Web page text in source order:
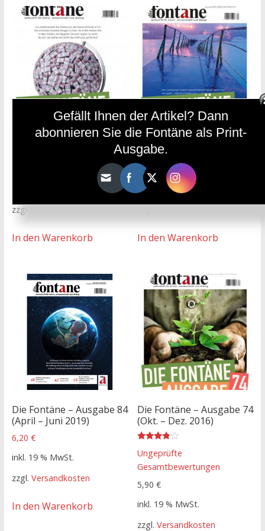
Die Fontäne – Ausgabe 78
zzgl.
In den Warenkorb
Die Fontäne – Ausgabe 79
(Jan. – März 2018)
6,20
inkl. 19 % MwSt.
In den Warenkorb
Die Fontäne – Ausgabe 84
(April – Juni 2019)
6,20 €
inkl. 19 % MwSt.
zzgl. Versandkosten
In den Warenkorb
Die Fontäne – Ausgabe 74
(Okt. – Dez. 2016)
mit
3.67
von 5
Ungeprüfte
Gesamtbewertungen
5,90€
inkl. 19 % MwSt.
zzgl.Versandkosten
Gefällt Ihnen der Artikel? Dann
abonnieren Sie die Fontäne als Print-
Ausgabe.